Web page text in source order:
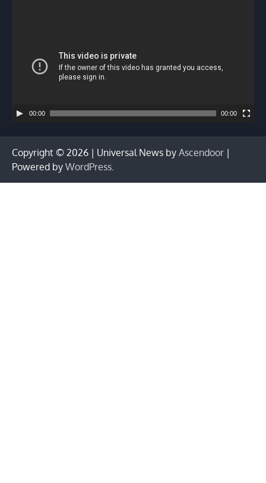
00:00 00:00
Copyright © 2026 | Universal News by Ascendoor |
Powered by WordPress